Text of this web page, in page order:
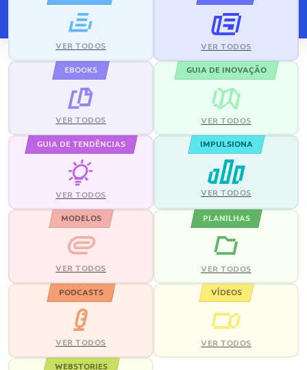
VER TODOS VER TODOS
EBOOKS
VER TODOS
GUIA DE INOVAÇÃO
VER TODOS
GUIA DE TENDÊNCIAS
VER TODOS
IMPULSIONA
VER TODOS
MODELOS
VER TODOS
PLANILHAS
VER TODOS
PODCASTS
VER TODOS
VÍDEOS
VER TODOS
WEBSTORIES